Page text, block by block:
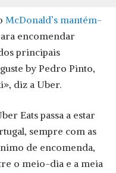
McDonald’s mantém-
encomendar
principais
by Pedro Pinto,
diz a Uber.
Eats passa a estar
sempre com as
de encomenda,
o meio-dia e a meia